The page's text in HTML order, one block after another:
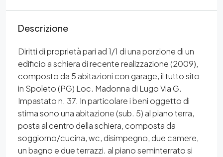
Descrizione
Diritti di proprietà pari ad 1/1 di una porzione di un
edificio a schiera di recente realizzazione (2009),
composto da 5 abitazioni con garage, il tutto sito
in Spoleto (PG) Loc. Madonna di Lugo Via G.
Impastato n. 37. In particolare i beni oggetto di
stima sono una abitazione (sub. 5) al piano terra,
posta al centro della schiera, composta da
soggiorno/cucina, wc, disimpegno, due camere,
un bagno e due terrazzi. al piano seminterrato si